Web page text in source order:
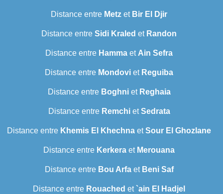
Distance entre Metz et Bir El Djir
Distance entre Sidi Kraled et Randon
Distance entre Hamma et Ain Sefra
Distance entre Mondovi et Reguiba
Distance entre Boghniet Reghaia
Distance entre RemchietSedrata
Distance entre Khemis El Khechna etSour El Ghozlane
Distance entre Kerkera et Merouana
Distance entre Bou Arfaet Beni Saf
Distance entre Rouached et `ain El Hadjel